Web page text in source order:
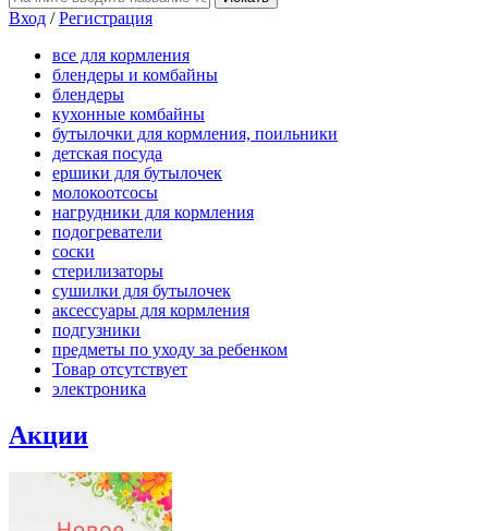
Вход /Регистрация
все для кормления
блендеры и комбайны
блендеры
кухонные комбайны
бутылочки для кормления, поильники
детская посуда
ершики для бутылочек
молокоотсосы
нагрудники для кормления
подогреватели
соски
стерилизаторы
сушилки для бутылочек
аксессуары для кормления
подгузники
предметы по уходу за ребенком
Товар отсутствует
электроника
Акции